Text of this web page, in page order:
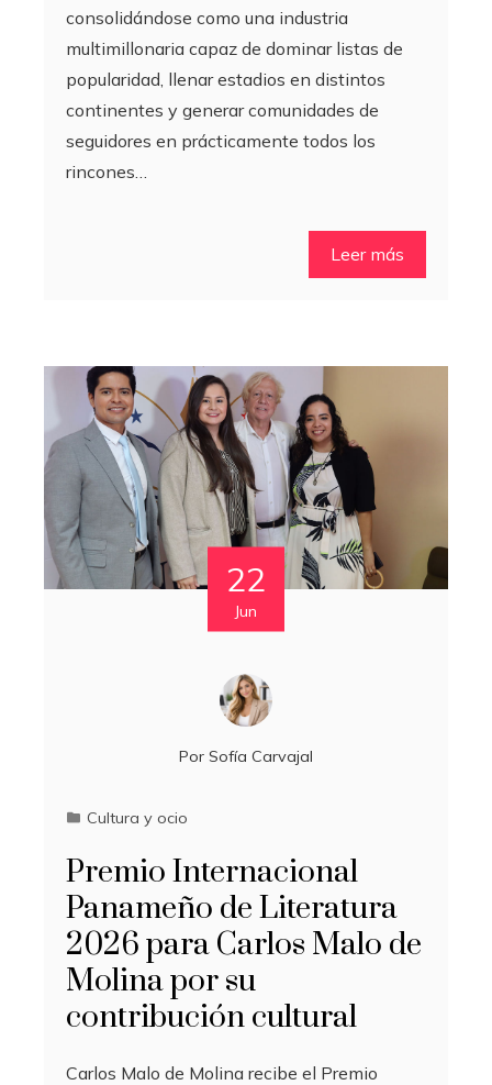
consolidándose como una industria
multimillonaria capaz de dominar listas de
popularidad, llenar estadios en distintos
continentes y generar comunidades de
seguidores en prácticamente todos los
rincones…
Leer más
22
Jun
Por Sofía Carvajal
Cultura y ocio
Premio Internacional
Panameño de Literatura
2026 para Carlos Malo de
Molina por su
contribución cultural
Carlos Malo de Molina recibe el Premio